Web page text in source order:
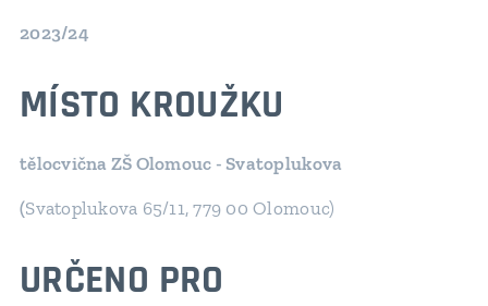
2023/24
MÍSTO KROUŽKU
tělocvična ZŠ Olomouc - Svatoplukova
(Svatoplukova 65/11, 779 00 Olomouc)
URČENO PRO